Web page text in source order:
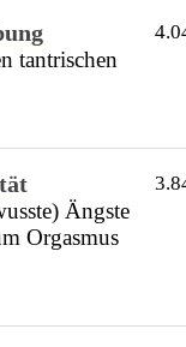
tantrischen
Ängste
Orgasmus